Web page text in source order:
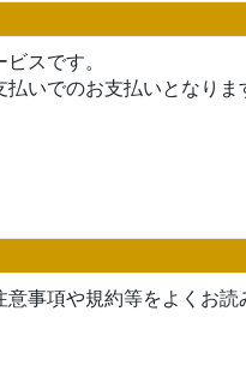
スです。
いでのお支払いとなりま
事項や規約等をよくお